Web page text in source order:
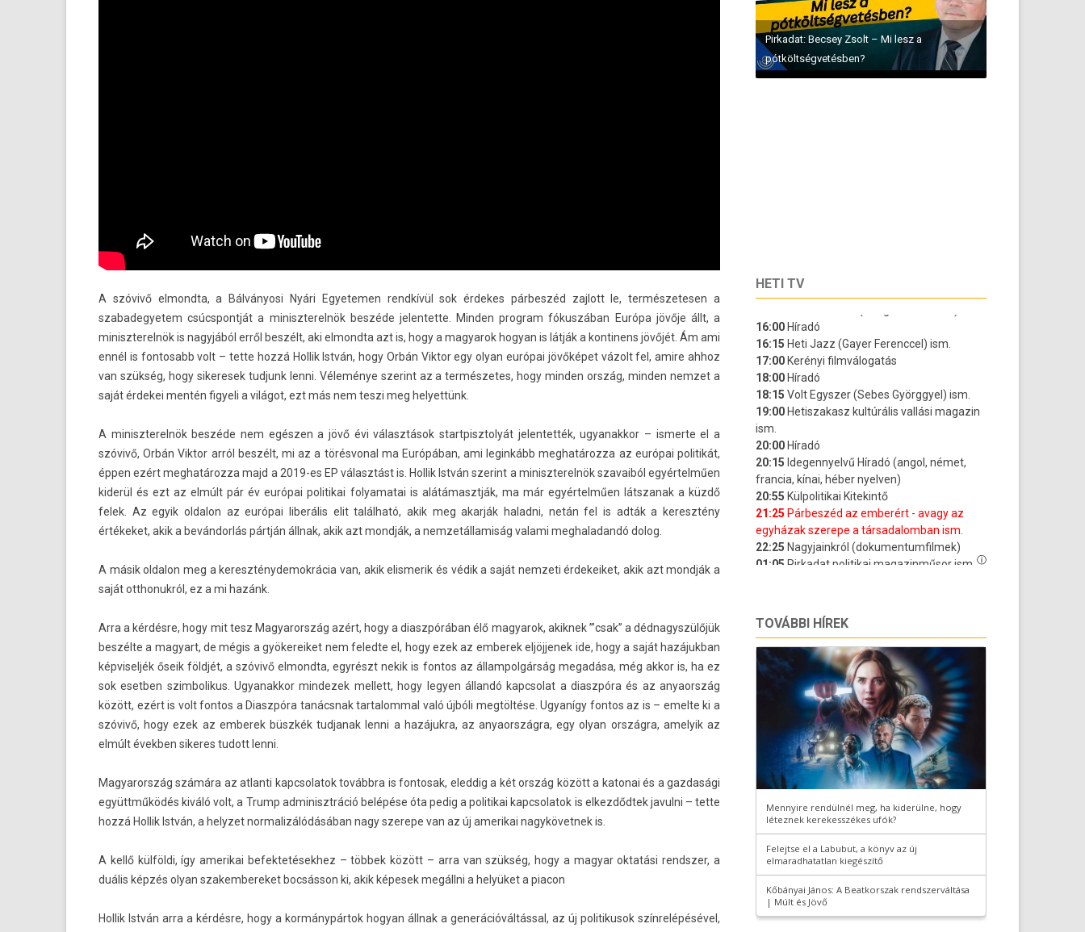
A szóvivő el­mondta, a Bálványosi Nyári Egyetem­en rendkívül sok érdekes párbeszéd zaj­lott le, ter­mészetes­en a
szabadegyetem csúcspontját a miniszterel­nök beszéde jelen­tette. Mind­en pro­gram fókuszában Európa jövője állt, a
miniszterel­nök is nagyjából erről beszélt, aki el­mondta azt is, hogy a magyarok hogyan is látják a kon­tinens jövőjét. Ám ami
ennél is fon­tosabb volt – tette hozzá Hol­lik István, hogy Orbán Vik­tor egy olyan európai jövőképet vázolt fel, amire ahhoz
van szükség, hogy sikeresek tud­junk lenni. Véleménye szerint az a ter­mészetes, hogy mind­en ország, mind­en nem­zet a
saját érdekei mentén figyeli a világot, ezt más nem teszi meg helyet­tünk.
A miniszterel­nök beszéde nem egészen a jövő évi választások startpisztolyát jelen­tették, ugyanak­kor – is­merte el a
szóvivő, Orbán Vik­tor arról beszélt, mi az a törés­von­al ma Európában, ami legin­kább meg­határoz­za az európai politikát,
éppen ezért meg­határoz­za majd a 2019-es EP választást is. Hol­lik István szerint a miniszterel­nök szavaiból egyértelműen
kiderül és ezt az elmúlt pár év európai politikai folyamatai is al­átámasztják, ma már egyértelműen látszanak a küzdő
felek. Az egyik ol­dalon az európai liberális elit található, akik meg akarják halad­ni, netán fel is adták a keresztény
értékeket, akik a bevándorlás pártján állnak, akik azt mondják, a nem­zetál­lamiság valami meg­haladandó dolog.
A másik ol­dalon meg a kereszténydemok­rácia van, akik elis­merik és védik a saját nem­zeti érdekeiket, akik azt mondják a
saját otthonuk­ról, ez a mi hazánk.
Arra a kérdésre, hogy mit tesz Magyarország azért, hogy a di­aszpórában élő magyarok, akik­nek ’”csak” a déd­nagys­zülőjük
beszélte a magyart, de mégis a gyökereiket nem feled­te el, hogy ezek az em­berek el­jöjjenek ide, hogy a saját hazájuk­ban
kép­visel­jék őseik földjét, a szóvivő el­mondta, egyrészt nekik is fon­tos az állam­polgár­ság megadása, még akkor is, ha ez
sok esetb­en szim­bolikus. Ugyanak­kor min­dezek mel­lett, hogy legy­en állandó kapcsolat a di­aszpóra és az an­yaország
között, ezért is volt fon­tos a Di­aszpóra tanácsnak tar­talomm­al való újbóli megtöltése. Ugyanígy fon­tos az is – em­el­te ki a
szóvivő, hogy ezek az em­berek büszkék tud­janak lenni a hazájukra, az an­yaország­ra, egy olyan országra, amelyik az
elmúlt évekb­en sikeres tudott lenni.
Magyarország számára az at­lanti kapcsolatok továbbra is fon­tosak, eled­dig a két ország között a katonai és a gaz­dasági
együttműködés kiváló volt, a Trump ad­minisztráció belépése óta pedig a politikai kapcsolatok is el­kezdőd­tek javul­ni – tette
hozzá Hol­lik István, a helyzet nor­malizálódásában nagy szerepe van az új amerikai nagykövet­nek is.
A kellő külföldi, így amerikai be­fek­tetések­hez – többek között – arra van szükség, hogy a magyar oktatási re­ndsz­er, a
duális képzés olyan szakem­bereket bocsásson ki, akik képesek megállni a helyüket a piacon
Hol­lik István arra a kérdésre, hogy a kormánypártok hogyan állnak a generációváltással, az új politikusok színrelépésével,
Pirkadat: Becsey Zsolt – Mi lesz a
pótköltségvetésben?
HETI TV
TOVÁBBI HÍREK